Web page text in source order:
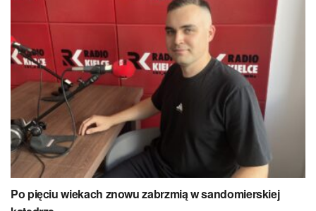
Po pięciu wiekach znowu zabrzmią w sandomierskiej